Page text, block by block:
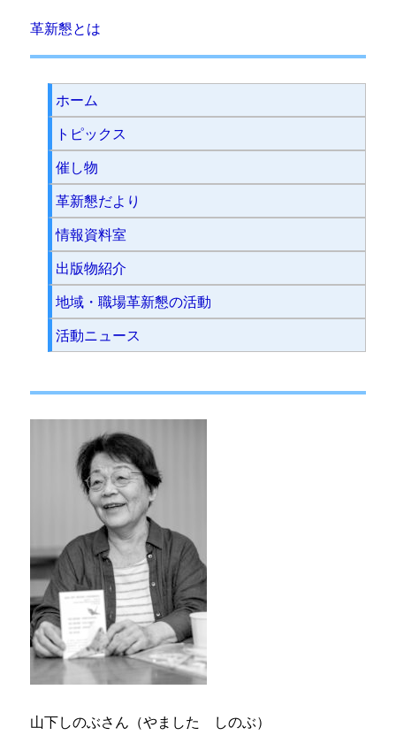
革新懇とは
ホーム
トピックス
催し物
革新懇だより
情報資料室
出版物紹介
地域・職場革新懇の活動
活動ニュース
山下しのぶさん（やました しのぶ）